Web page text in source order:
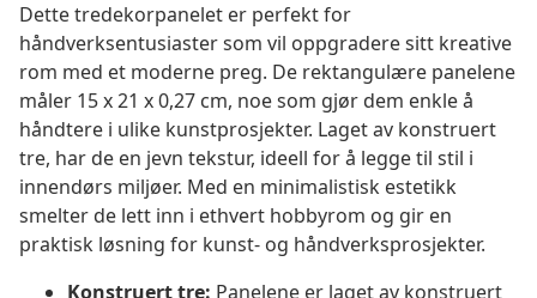
Dette tredekorpanelet er perfekt for
håndverksentusiaster som vil oppgradere sitt kreative
rom med et moderne preg. De rektangulære panelene
måler 15 x 21 x 0,27 cm, noe som gjør dem enkle å
håndtere i ulike kunstprosjekter. Laget av konstruert
tre, har de en jevn tekstur, ideell for å legge til stil i
innendørs miljøer. Med en minimalistisk estetikk
smelter de lett inn i ethvert hobbyrom og gir en
praktisk løsning for kunst- og håndverksprosjekter.
Konstruert tre: Panelene er laget av konstruert